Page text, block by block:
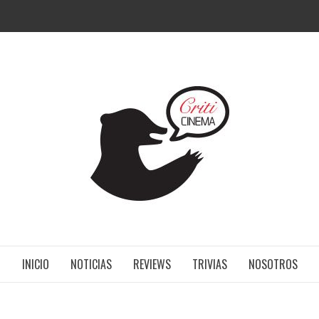
INICIO NOTICIAS REVIEWS TRIVIAS NOSOTROS